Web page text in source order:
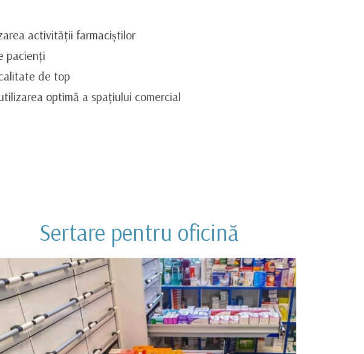
activității farmaciștilor
pacienți
de top
optimă a spațiului comercial
Sertare pentru oficină